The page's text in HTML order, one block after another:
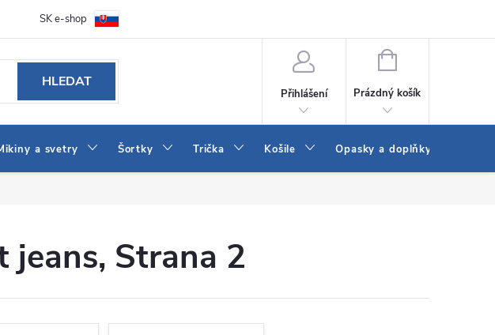
Blog Kontakt
SK e-shop
HLEDAT
Přihlášení
NÁKUPNÍ
Prázdný košík
a svetry Šortky Trička Košile Opasky a doplňky
jeans, Strana 2